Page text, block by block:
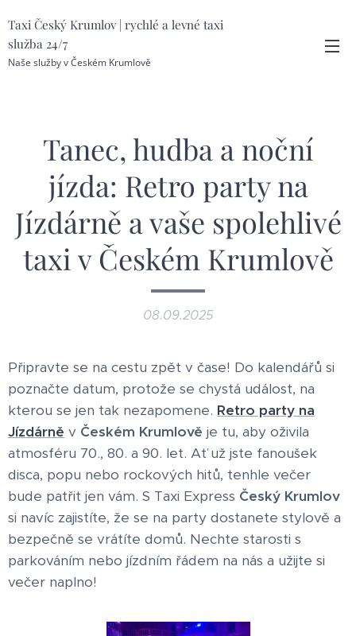
Taxi Český Krumlov | rychlé a levné taxi
služba 24/7
Naše služby v Českém Krumlově
Tanec, hudba a noční
jízda: Retro party na
Jízdárně a vaše spolehlivé
taxi v Českém Krumlově
08.09.2025
Připravte se na cestu zpět v čase! Do kalendářů si
poznačte datum, protože se chystá událost, na
kterou se jen tak nezapomene. Retro party na
Jízdárně v Českém Krumlově je tu, aby oživila
atmosféru 70., 80. a 90. let. Ať už jste fanoušek
disca, popu nebo rockových hitů, tenhle večer
bude patřit jen vám. S Taxi Express Český Krumlov
si navíc zajistíte, že se na party dostanete stylově a
bezpečně se vrátíte domů. Nechte starosti s
parkováním nebo jízdním řádem na nás a užijte si
večer naplno!